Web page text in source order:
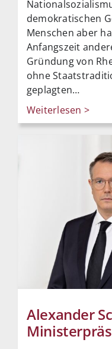
demokratischen
Menschen aber
Anfangszeit
Gründung von
ohne
geplagten…
Weiterlesen >
Alexander